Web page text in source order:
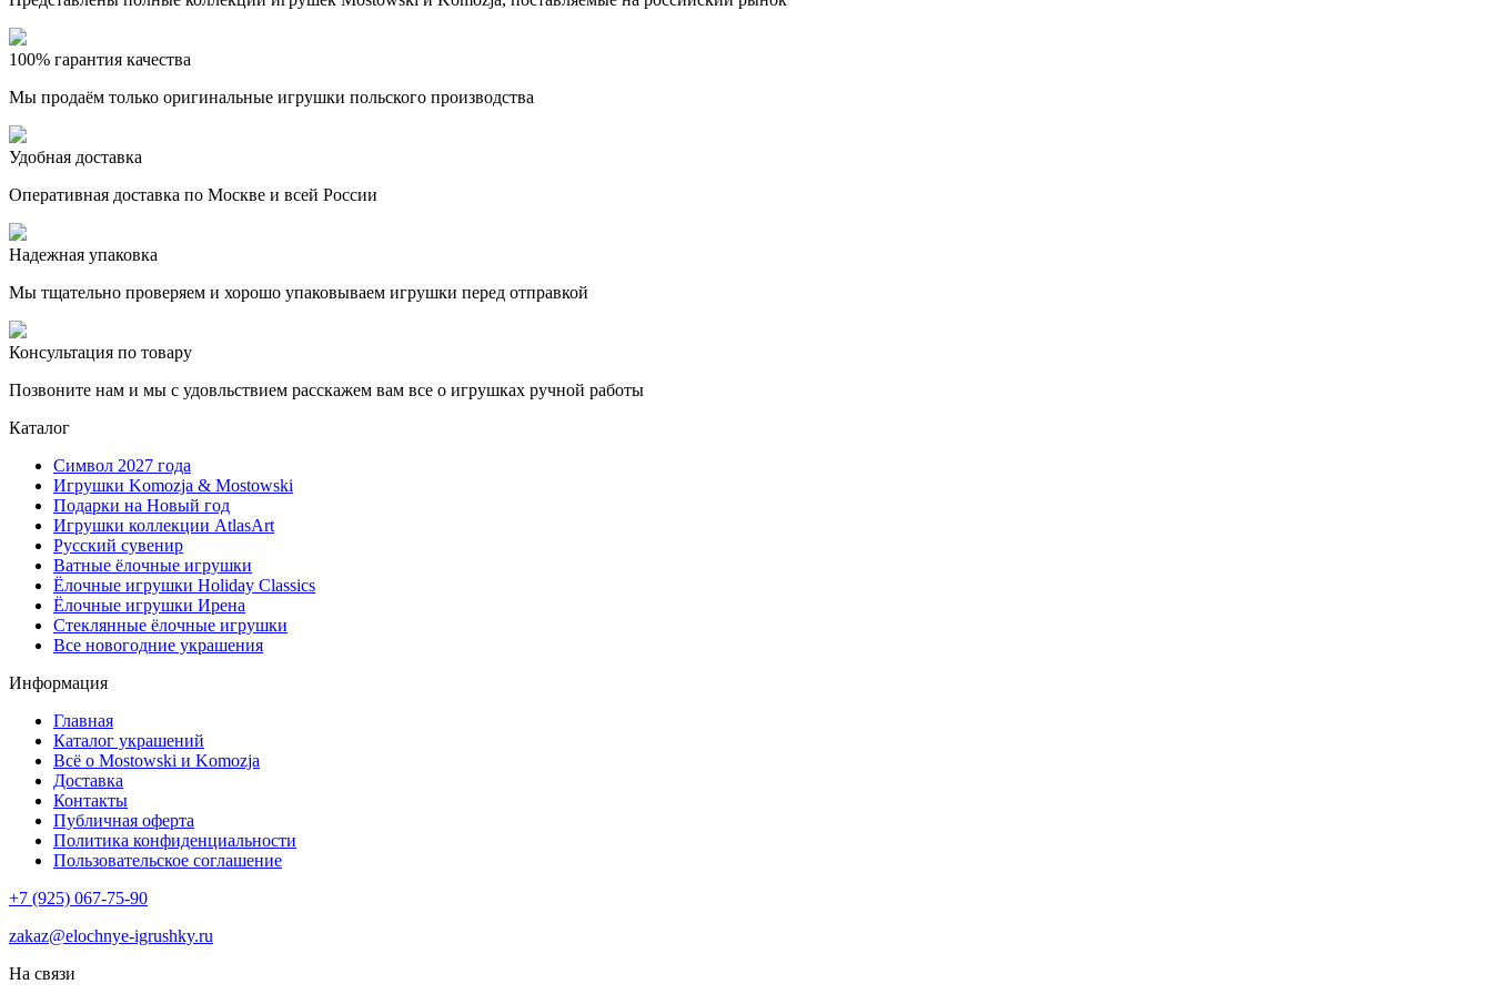
100% гарантия качества
Мы продаём только оригинальные игрушки польского производства
Удобная доставка
Оперативная доставка по Москве и всей России
Надежная упаковка
Мы тщательно проверяем и хорошо упаковываем игрушки перед отправкой
Консультация по товару
Позвоните нам и мы с удовльствием расскажем вам все о игрушках ручной работы
Каталог
Символ 2027 года
Игрушки Komozja & Mostowski
Подарки на Новый год
Игрушки коллекции AtlasArt
Русский сувенир
Ватные ёлочные игрушки
Ёлочные игрушки Holiday Classics
Ëлочные игрушки Ирена
Стеклянные ёлочные игрушки
Все новогодние украшения
Информация
Главная
Каталог украшений
Всё о Mostowski и Komozja
Доставка
Контакты
Публичная оферта
Политика конфиденциальности
Пользовательское соглашение
+7 (925) 067-75-90
zakaz@elochnye-igrushky.ru
На связи